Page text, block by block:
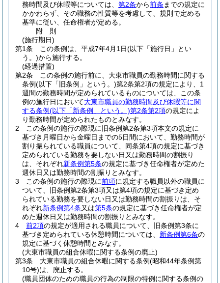
務時間及び休暇等については、 第2条から前条 までの規定に
かかわらず、その職務の性質等を考慮して、規則で定める
基準に従い、任命権者が定める。
附 則
(施行期日)
第1条
この条例は、平成7年4月1日(以下「施行日」とい
う。)から施行する。
(経過措置)
第2条
この条例の施行前に、大東市職員の勤務時間に関する
条例(以下「旧条例」という。)第2条第2項の規定により、1
週間の勤務時間が定められているものについては、この条
例の施行日において大東市職員の勤務時間及び休暇等に関
する条例(以下「新条例」という。)第2条第2項の規定によ
り勤務時間が定められたものとみなす。
2
この条例の施行の際現に旧条例第2条第3項本文の規定に
基づき月曜日から金曜日までの5日間において、勤務時間が
割り振られている職員について、同条第4項の規定に基づき
定められている勤務を要しない日又は勤務時間の割振り
は、それぞれ新条例第5条の規定に基づき任命権者が定めた
週休日又は勤務時間の割振りとみなす。
3
この条例の施行の際現に前項に規定する職員以外の職員に
ついて、旧条例第2条第3項又は第4項の規定に基づき定め
られている勤務を要しない日又は勤務時間の割振りは、そ
れぞれ新条例第4条又は第5条の規定に基づき任命権者が定
めた週休日又は勤務時間の割振りとみなす。
4
前2項の規定が適用される職員について、旧条例第3条に
基づき定められている休憩時間については、 新条例第6条の
規定に基づく休憩時間とみなす。
(大東市職員の組合休暇に関する条例の廃止)
第3条
大東市職員の組合休暇に関する条例(昭和44年条例第
10号)は、廃止する。
(職員団体のための職員の行為の制限の特例に関する条例の